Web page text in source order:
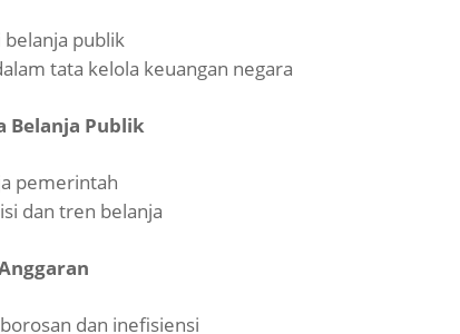
publik
tata kelola keuangan negara
Belanja Publik
pemerintah
dan tren belanja
dan inefisiensi